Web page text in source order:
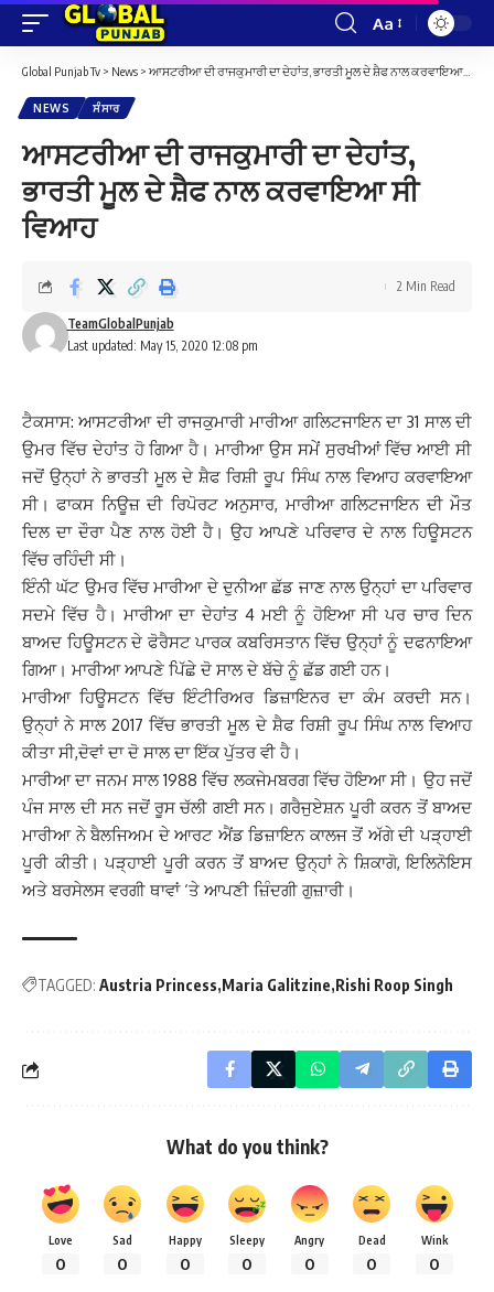
Font
Resizer
Aa
Global Punjab Tv > News > ਆਸਟਰੀਆ ਦੀ ਰਾਜਕੁਮਾਰੀ ਦਾ ਦੇਹਾਂਤ, ਭਾਰਤੀ ਮੂਲ ਦੇ ਸ਼ੈਫ ਨਾਲ ਕਰਵਾਇਆ ਸੀ ਵਿਆਹ
NEWS ਸੰਸਾਰ
ਆਸਟਰੀਆ ਦੀ ਰਾਜਕੁਮਾਰੀ ਦਾ ਦੇਹਾਂਤ,
ਭਾਰਤੀ ਮੂਲ ਦੇ ਸ਼ੈਫ ਨਾਲ ਕਰਵਾਇਆ ਸੀ
ਵਿਆਹ
Last updated: May 15, 2020 12:08 pm
TeamGlobalPunjab
2 Min Read
ਟੈਕਸਾਸ: ਆਸਟਰੀਆ ਦੀ ਰਾਜਕੁਮਾਰੀ ਮਾਰੀਆ ਗਲਿਟਜਾਇਨ ਦਾ 31 ਸਾਲ ਦੀ
ਉਮਰ ਵਿੱਚ ਦੇਹਾਂਤ ਹੋ ਗਿਆ ਹੈ। ਮਾਰੀਆ ਉਸ ਸਮੇਂ ਸੁਰਖੀਆਂ ਵਿੱਚ ਆਈ ਸੀ
ਜਦੋਂ ਉਨ੍ਹਾਂ ਨੇ ਭਾਰਤੀ ਮੂਲ ਦੇ ਸ਼ੈਫ ਰਿਸ਼ੀ ਰੂਪ ਸਿੰਘ ਨਾਲ ਵਿਆਹ ਕਰਵਾਇਆ
ਸੀ। ਫਾਕਸ ਨਿਊਜ਼ ਦੀ ਰਿਪੋਰਟ ਅਨੁਸਾਰ, ਮਾਰੀਆ ਗਲਿਟਜਾਇਨ ਦੀ ਮੌਤ
ਦਿਲ ਦਾ ਦੌਰਾ ਪੈਣ ਨਾਲ ਹੋਈ ਹੈ। ਉਹ ਆਪਣੇ ਪਰਿਵਾਰ ਦੇ ਨਾਲ ਹਿਊਸਟਨ
ਵਿੱਚ ਰਹਿੰਦੀ ਸੀ।
ਇੰਨੀ ਘੱਟ ਉਮਰ ਵਿੱਚ ਮਾਰੀਆ ਦੇ ਦੁਨੀਆ ਛੱਡ ਜਾਣ ਨਾਲ ਉਨ੍ਹਾਂ ਦਾ ਪਰਿਵਾਰ
ਸਦਮੇ ਵਿੱਚ ਹੈ। ਮਾਰੀਆ ਦਾ ਦੇਹਾਂਤ 4 ਮਈ ਨੂੰ ਹੋਇਆ ਸੀ ਪਰ ਚਾਰ ਦਿਨ
ਬਾਅਦ ਹਿਊਸਟਨ ਦੇ ਫੋਰੈਸਟ ਪਾਰਕ ਕਬਰਿਸਤਾਨ ਵਿੱਚ ਉਨ੍ਹਾਂ ਨੂੰ ਦਫਨਾਇਆ
ਗਿਆ। ਮਾਰੀਆ ਆਪਣੇ ਪਿੱਛੇ ਦੋ ਸਾਲ ਦੇ ਬੱਚੇ ਨੂੰ ਛੱਡ ਗਈ ਹਨ।
ਮਾਰੀਆ ਹਿਊਸਟਨ ਵਿੱਚ ਇੰਟੀਰਿਅਰ ਡਿਜ਼ਾਇਨਰ ਦਾ ਕੰਮ ਕਰਦੀ ਸਨ।
ਉਨ੍ਹਾਂ ਨੇ ਸਾਲ 2017 ਵਿੱਚ ਭਾਰਤੀ ਮੂਲ ਦੇ ਸ਼ੈਫ ਰਿਸ਼ੀ ਰੂਪ ਸਿੰਘ ਨਾਲ ਵਿਆਹ
ਕੀਤਾ ਸੀ,ਦੋਵਾਂ ਦਾ ਦੋ ਸਾਲ ਦਾ ਇੱਕ ਪੁੱਤਰ ਵੀ ਹੈ।
ਮਾਰੀਆ ਦਾ ਜਨਮ ਸਾਲ 1988 ਵਿੱਚ ਲਕਜੇਮਬਰਗ ਵਿੱਚ ਹੋਇਆ ਸੀ। ਉਹ ਜਦੋਂ
ਪੰਜ ਸਾਲ ਦੀ ਸਨ ਜਦੋਂ ਰੂਸ ਚੱਲੀ ਗਈ ਸਨ। ਗਰੈਜੁਏਸ਼ਨ ਪੂਰੀ ਕਰਨ ਤੋਂ ਬਾਅਦ
ਮਾਰੀਆ ਨੇ ਬੈਲਜਿਅਮ ਦੇ ਆਰਟ ਐਂਡ ਡਿਜ਼ਾਇਨ ਕਾਲਜ ਤੋਂ ਅੱਗੇ ਦੀ ਪੜ੍ਹਾਈ
ਪੂਰੀ ਕੀਤੀ। ਪੜ੍ਹਾਈ ਪੂਰੀ ਕਰਨ ਤੋਂ ਬਾਅਦ ਉਨ੍ਹਾਂ ਨੇ ਸ਼ਿਕਾਗੋ, ਇਲਿਨੋਇਸ
ਅਤੇ ਬਰਸੇਲਸ ਵਰਗੀ ਥਾਵਾਂ ‘ਤੇ ਆਪਣੀ ਜ਼ਿੰਦਗੀ ਗੁਜ਼ਾਰੀ।
TAGGED: Austria Princess Maria Galitzine Rishi Roop Singh
What do you think?
Love
0
Sad
0
Happy
0
Sleepy
0
Angry
0
Dead
0
Wink
0